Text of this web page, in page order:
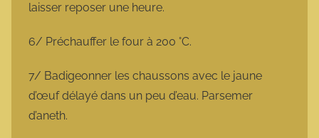
laisser reposer une heure.
6/ Préchauffer le four à 200 °C.
7/ Badigeonner les chaussons avec le jaune
d’œuf délayé dans un peu d’eau. Parsemer
d’aneth.